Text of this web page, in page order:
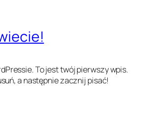
To jest twój pierwszy wpis.
a następnie zacznij pisać!